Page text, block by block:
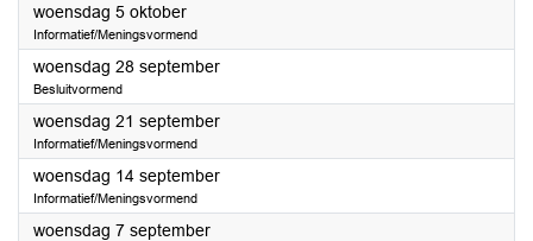
woensdag 5 oktober2022
Informatief/Meningsvormend
woensdag 28 september2022
Besluitvormend
woensdag 21 september2022
Informatief/Meningsvormend
woensdag 14 september2022
Informatief/Meningsvormend
woensdag 7 september2022